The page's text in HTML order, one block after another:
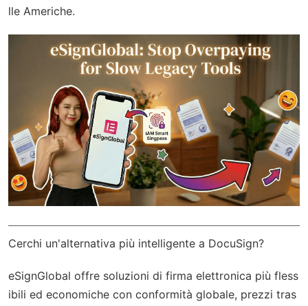
lle Americhe.
Cerchi un'alternativa più intelligente a DocuSign?
eSignGlobal offre soluzioni di firma elettronica più fless
ibili ed economiche con conformità globale, prezzi tras